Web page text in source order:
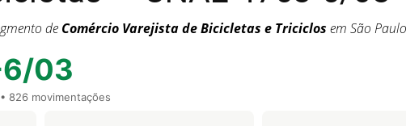
de Comércio Varejista de Bicicletas e Triciclos em São
6/03
• 826 movimentações